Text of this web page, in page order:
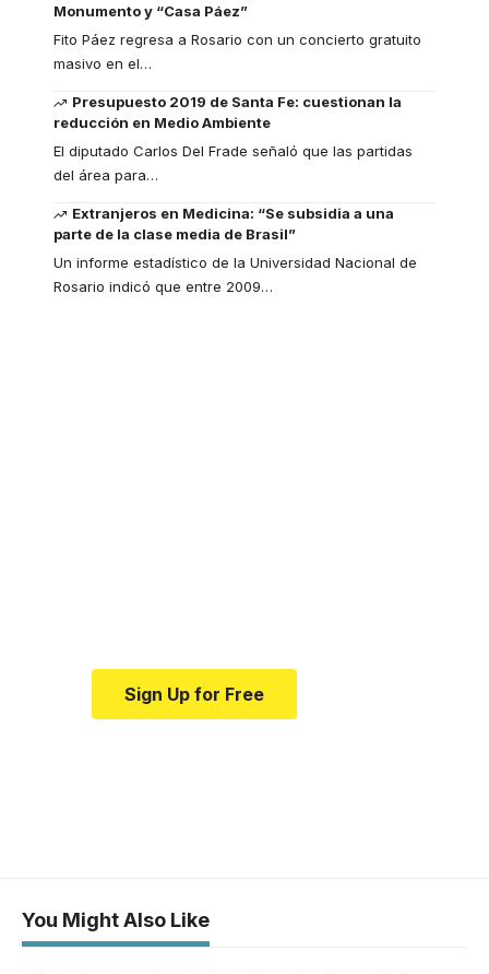
Monumento y “Casa Páez”
Fito Páez regresa a Rosario con un concierto gratuito
masivo en el…
Presupuesto 2019 de Santa Fe: cuestionan la
reducción en Medio Ambiente
El diputado Carlos Del Frade señaló que las partidas
del área para…
Extranjeros en Medicina: “Se subsidia a una
parte de la clase media de Brasil”
Un informe estadístico de la Universidad Nacional de
Rosario indicó que entre 2009…
Sign Up for Free
You Might Also Like